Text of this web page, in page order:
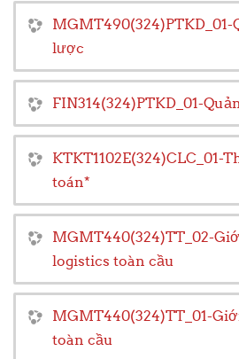
lược
FIN314(324)PTKD_01-
KTKT1102E(324)CLC_01-
toán*
MGMT440(324)TT_02-
logistics toàn cầu
MGMT440(324)TT_01-
toàn cầu